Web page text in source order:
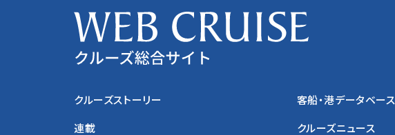
クルーズストーリー
連載
客船・港データベース
クルーズニュース